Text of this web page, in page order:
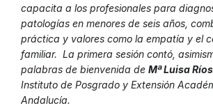
capacita a los profesionales para
patologías en menores de seis años,
práctica y valores como la empatía y el
familiar. La primera sesión contó,
palabras de bienvenida de Mª Luisa Ríos
Instituto de Posgrado y Extensión
Andalucía.